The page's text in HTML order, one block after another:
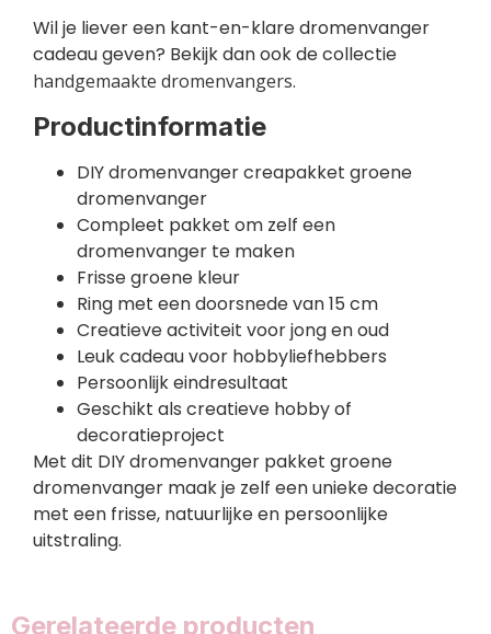
Wil je liever een kant-en-klare dromenvanger
cadeau geven? Bekijk dan ook de collectie
handgemaakte dromenvangers.
Productinformatie
DIY dromenvanger creapakket groene
dromenvanger
Compleet pakket om zelf een
dromenvanger te maken
Frisse groene kleur
Ring met een doorsnede van 15 cm
Creatieve activiteit voor jong en oud
Leuk cadeau voor hobbyliefhebbers
Persoonlijk eindresultaat
Geschikt als creatieve hobby of
decoratieproject
Met dit DIY dromenvanger pakket groene
dromenvanger maak je zelf een unieke decoratie
met een frisse, natuurlijke en persoonlijke
uitstraling.
Gerelateerde producten